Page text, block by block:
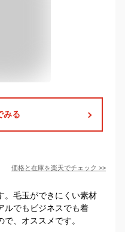
みる
価格と在庫を楽天でチェック >>
。毛玉ができにくい素材
ルでもビジネスでも着
、オススメです。